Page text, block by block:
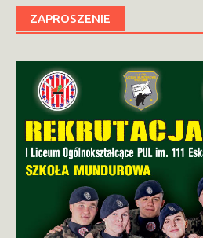
ZAPROSZENIE